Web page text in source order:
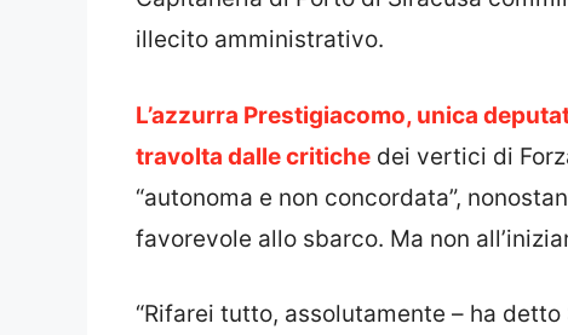
illecito amministrativo.
L’azzurra Prestigiacomo, unica
travolta dalle critiche dei vertici di
“autonoma e non concordata”,
favorevole allo sbarco. Ma non
“Rifarei tutto, assolutamente – ha